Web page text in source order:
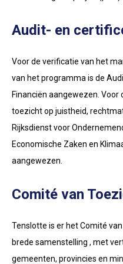
Audit- en
Voor de verificatie van het
van het programma is de
Financiën aangewezen.
toezicht op juistheid,
Rijksdienst voor
Economische Zaken en
aangewezen.
Comité van
Tenslotte is er het Comité
brede samenstelling , met
gemeenten, provincies en